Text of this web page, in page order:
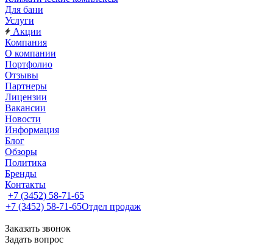
Для бани
Услуги
Акции
Компания
О компании
Портфолио
Отзывы
Партнеры
Лицензии
Вакансии
Новости
Информация
Блог
Обзоры
Политика
Бренды
Контакты
+7 (3452) 58-71-65
+7 (3452) 58-71-65Отдел продаж
Заказать звонок
Задать вопрос